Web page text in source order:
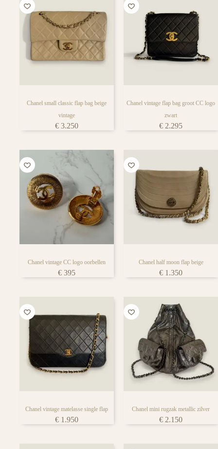
Chanel small classic flap bag beige
vintage
€ 3.250
Chanel vintage flap bag groot CC logo
zwart
€ 2.295
Chanel vintage CC logo oorbellen
€ 395
Chanel half moon flap beige
€ 1.350
Chanel vintage matelasse single flap
€ 1.950
Chanel mini rugzak metallic zilver
€ 2.150